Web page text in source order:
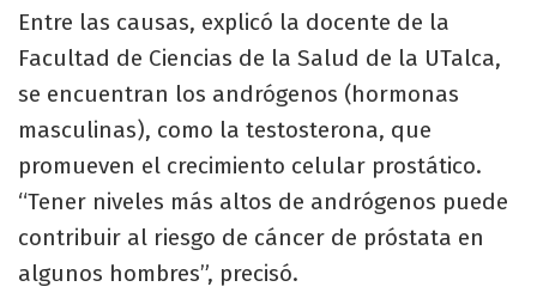
Entre las causas, explicó la docente de la
Facultad de Ciencias de la Salud de la UTalca,
se encuentran los andrógenos (hormonas
masculinas), como la testosterona, que
promueven el crecimiento celular prostático.
“Tener niveles más altos de andrógenos puede
contribuir al riesgo de cáncer de próstata en
algunos hombres”, precisó.